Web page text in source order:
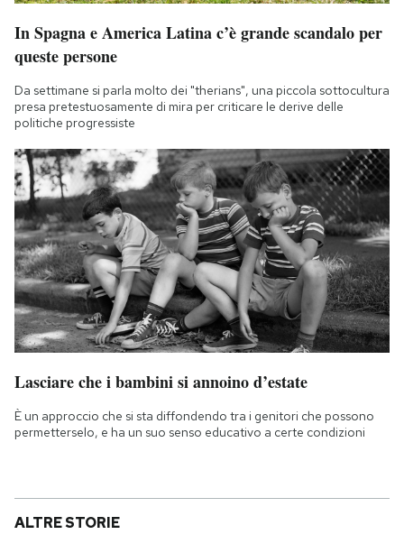
In Spagna e America Latina c’è grande scandalo per
queste persone
Da settimane si parla molto dei "therians", una piccola sottocultura
presa pretestuosamente di mira per criticare le derive delle
politiche progressiste
Lasciare che i bambini si annoino d’estate
È un approccio che si sta diffondendo tra i genitori che possono
permetterselo, e ha un suo senso educativo a certe condizioni
ALTRE STORIE